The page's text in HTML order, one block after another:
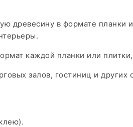
древесину в формате планки
каждой планки или
залов, гостиниц и